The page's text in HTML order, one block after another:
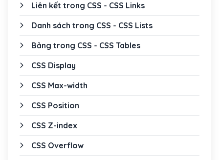
Liên kết trong CSS - CSS Links
Danh sách trong CSS - CSS Lists
Bảng trong CSS - CSS Tables
CSS Display
CSS Max-width
CSS Position
CSS Z-index
CSS Overflow